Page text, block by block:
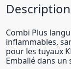
Description
Combi Plus
inflammables,
pour les tuyaux
Emballé dans